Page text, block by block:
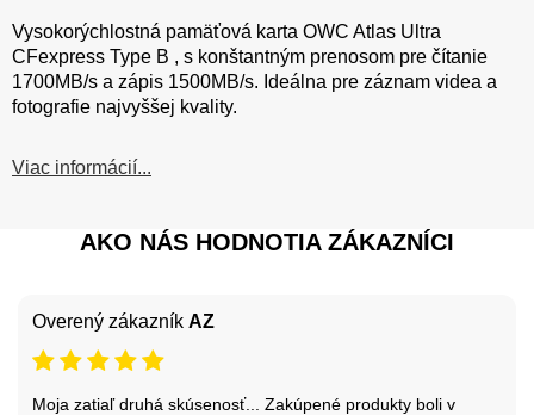
Vysokorýchlostná pamäťová karta OWC Atlas Ultra
CFexpress Type B , s konštantným prenosom pre čítanie
1700MB/s a zápis 1500MB/s. Ideálna pre záznam videa a
fotografie najvyššej kvality.
Viac informácií...
AKO NÁS HODNOTIA ZÁKAZNÍCI
Overený zákazník AZ
Moja zatiaľ druhá skúsenosť... Zakúpené produkty boli v